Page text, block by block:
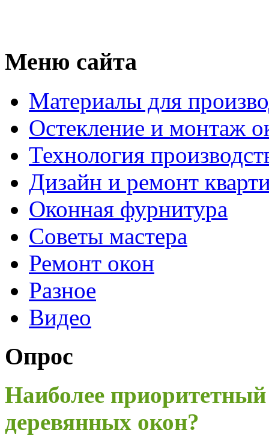
Меню сайта
Материалы для
Остекление и монтаж
Технология
Дизайн и ремонт
Оконная фурнитура
Советы мастера
Ремонт окон
Разное
Видео
Опрос
Наиболее
деревянных окон?